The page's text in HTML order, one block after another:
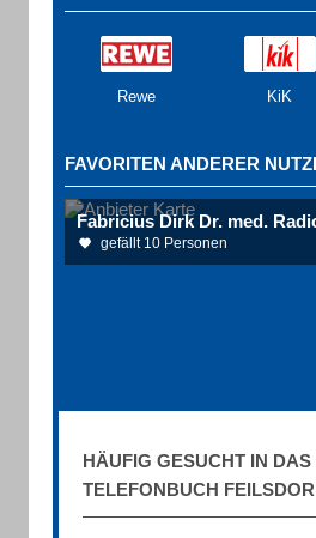
Rewe KiK
FAVORITEN ANDERER
gefällt 10 Personen
HÄUFIG GESUCHT IN
TELEFONBUCH